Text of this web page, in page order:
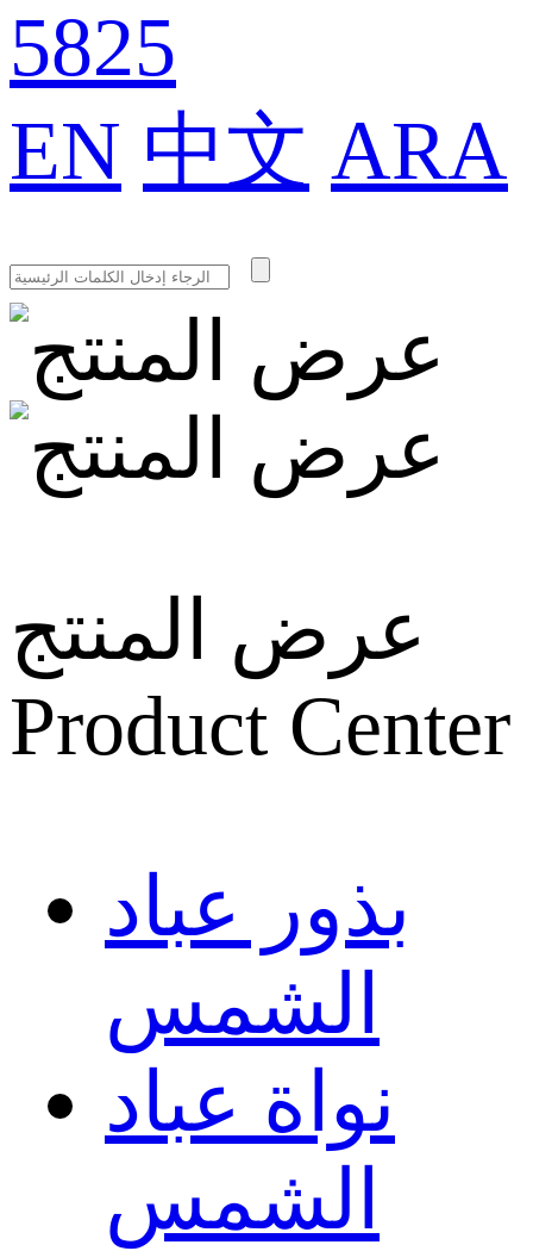
5825
EN 中文 ARA
عرض المنتج
Product Center
بذور عباد
الشمس
نواة عباد
الشمس